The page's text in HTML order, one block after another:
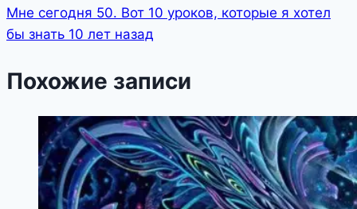
Мне сегодня 50. Вот 10 уроков, которые я хотел
бы знать 10 лет назад
Похожие записи